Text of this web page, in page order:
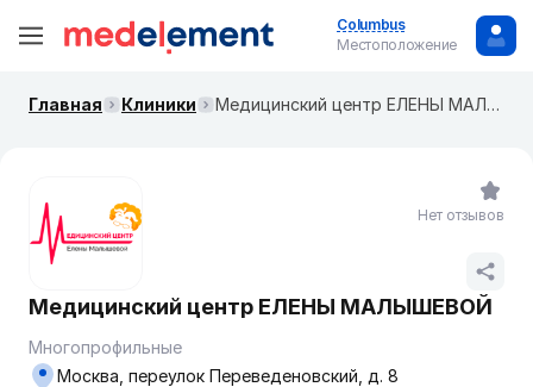
Columbus
Местоположение
Главная Клиники Медицинский центр ЕЛЕНЫ МАЛЫШЕВОЙ
Медицинский центр ЕЛЕНЫ МАЛЫШЕВОЙ
Многопрофильные
Москва, переулок Переведеновский, д. 8
Нет отзывов